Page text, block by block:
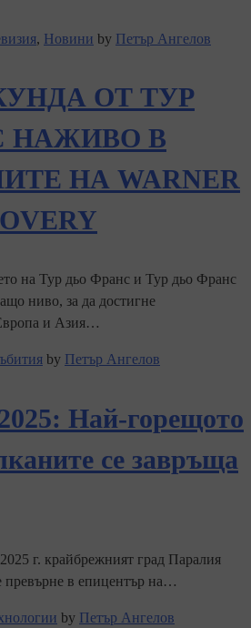
, Новини by Петър Ангелов
ОТ ТУР
НАЖИВО В
НА WARNER
на Тур дьо Франс и Тур дьо Франс
ниво, за да достигне
и Азия…
by Петър Ангелов
Най-горещото
се завръща
г. крайбрежният град Паралия
превърне в епицентър на…
by Петър Ангелов